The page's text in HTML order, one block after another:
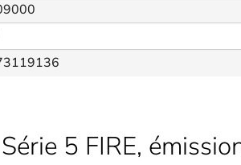
5 FIRE,